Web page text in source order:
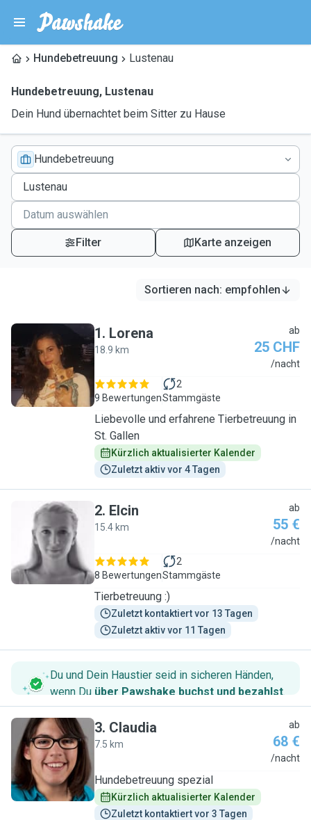
Hundebetreuung Lustenau
Hundebetreuung, Lustenau
Dein Hund übernachtet beim Sitter zu Hause
Hundebetreuung
Filter Karte anzeigen
Sortieren nach: empfohlen
L
1. Lorena
18.9 km
ab
25 CHF
/nacht
9 Bewertungen
2
Stammgäste
Liebevolle und erfahrene Tierbetreuung in
St. Gallen
Kürzlich aktualisierter Kalender
Zuletzt aktiv vor 4 Tagen
E
2. Elcin
15.4 km
ab
55 €
/nacht
8 Bewertungen
2
Stammgäste
Tierbetreuung :)
Zuletzt kontaktiert vor 13 Tagen
Zuletzt aktiv vor 11 Tagen
Du und Dein Haustier seid in sicheren Händen,
wenn Du über Pawshake buchst und bezahlst.
C
3. Claudia
7.5 km
ab
68 €
/nacht
Hundebetreuung spezial
Kürzlich aktualisierter Kalender
Zuletzt kontaktiert vor 3 Tagen